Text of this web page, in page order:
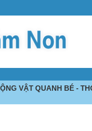
VẬT QUANH BÉ -